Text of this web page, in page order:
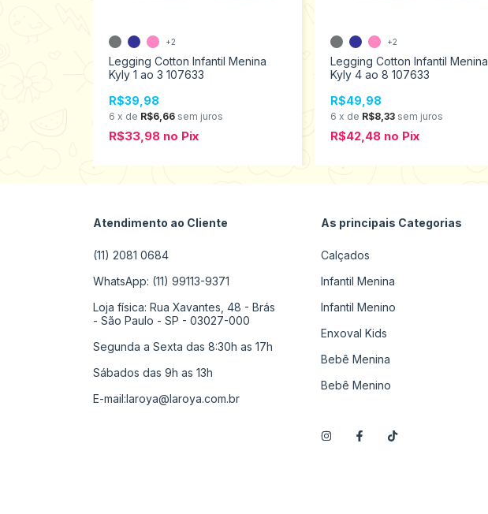
Legging Cotton Infantil Menina
Kyly 1 ao 3 107633
R$39,98
6 x de R$6,66 sem juros
R$33,98 no Pix
+2
Legging Cotton Infantil Menina
Kyly 4 ao 8 107633
R$49,98
6 x de R$8,33 sem juros
R$42,48 no Pix
+2
Atendimento ao Cliente
(11) 2081 0684
WhatsApp: (11) 99113-9371
Loja física: Rua Xavantes, 48 - Brás
- São Paulo - SP - 03027-000
Segunda a Sexta das 8:30h as 17h
Sábados das 9h as 13h
E-mail:laroya@laroya.com.br
As principais Categorias
Calçados
Infantil Menina
Infantil Menino
Enxoval Kids
Bebê Menina
Bebê Menino